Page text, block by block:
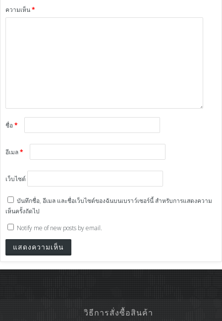
ความเห็น*
ชื่อ*
อีเมล*
เว็บไซต์
บันทึกชื่อ, อีเมล และชื่อเว็บไซต์ของฉันบนเบราว์เซอร์นี้ สำหรับการแสดงความ
เห็นครั้งถัดไป
Notify me of new posts by email.
วิธีการสั่งซื้อสินค้า